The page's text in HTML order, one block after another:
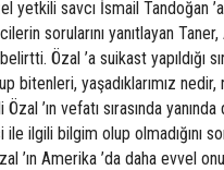
yetkili savcı İsmail Tandoğan
sorularını yanıtlayan Taner,
Özal ’a suikast yapıldığı
bitenleri, yaşadıklarımız nedir,
’ın vefatı sırasında
ilgili bilgim olup olmadığını
’ın Amerika ’da daha evvel